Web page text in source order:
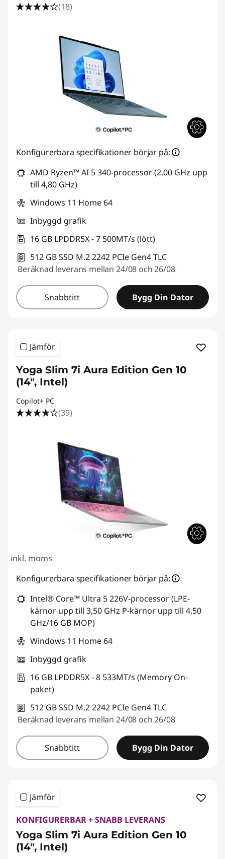
(18)
Konfigurerbara specifikationer börjar på:
AMD Ryzen™ AI 5 340-processor (2,00 GHz upp
till 4,80 GHz)
Windows 11 Home 64
Inbyggd grafik
16 GB LPDDR5X - 7 500MT/s (lött)
512 GB SSD M.2 2242 PCIe Gen4 TLC
Beräknad leverans mellan 24/08 och 26/08
Snabbtitt Bygg Din Dator
Jämför
Yoga Slim 7i Aura Edition Gen 10
(14", Intel)
Copilot+ PC
(39)
inkl. moms
Konfigurerbara specifikationer börjar på:
Intel® Core™ Ultra 5 226V-processor (LPE-
kärnor upp till 3,50 GHz P-kärnor upp till 4,50
GHz/16 GB MOP)
Windows 11 Home 64
Inbyggd grafik
16 GB LPDDR5X - 8 533MT/s (Memory On-
paket)
512 GB SSD M.2 2242 PCIe Gen4 TLC
Beräknad leverans mellan 24/08 och 26/08
Snabbtitt Bygg Din Dator
Jämför
KONFIGURERBAR + SNABB LEVERANS
Yoga Slim 7i Aura Edition Gen 10
(14", Intel)